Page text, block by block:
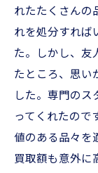
れたたくさんの
れを処分すれば
た。しかし、友
たところ、思い
した。専門のス
ってくれたので
値のある品々を
買取額も意外に